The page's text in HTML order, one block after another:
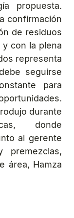
propuesta.
confirmación
de residuos
con la plena
representa
seguirse
para
durante
donde
al gerente
área, Hamza